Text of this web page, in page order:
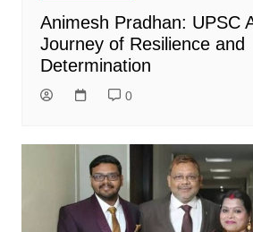
Animesh Pradhan: UPSC
Journey of Resilience and
Determination
0